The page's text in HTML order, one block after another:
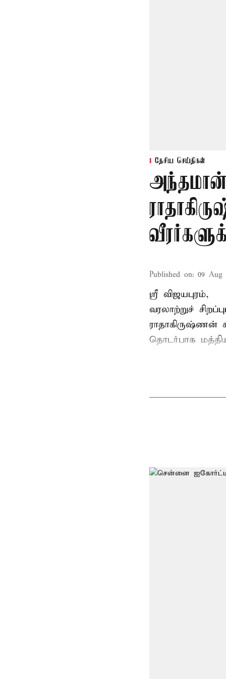
தேசிய செய்திகள்
அந்தமான்
Published on: 09 Aug
ஸ்ரீ விஜயபுரம்,
வரலாற்றுச்
ராதாகிருஷ்ணன்
தொடர்பாக மத்திய